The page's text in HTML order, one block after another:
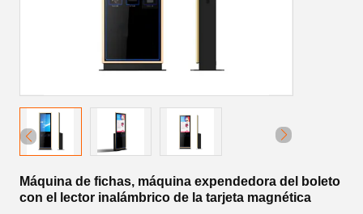
Máquina de fichas, máquina expendedora del boleto
con el lector inalámbrico de la tarjeta magnética